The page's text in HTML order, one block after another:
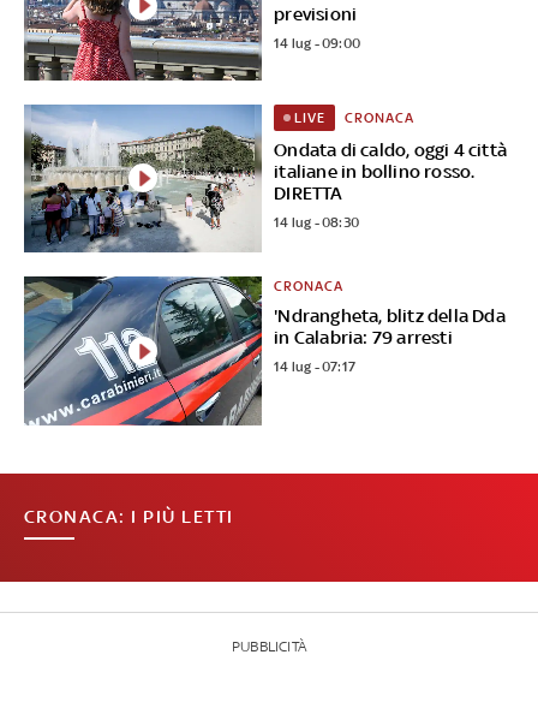
previsioni
14 lug - 09:00
Ondata di caldo, oggi 4 città
italiane in bollino rosso.
DIRETTA
LIVE CRONACA
14 lug - 08:30
'Ndrangheta, blitz della Dda
in Calabria: 79 arresti
CRONACA
14 lug - 07:17
CRONACA: I PIÙ LETTI
PUBBLICITÀ